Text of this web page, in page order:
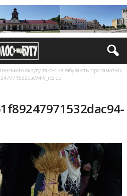
округу також не забу­вають про самотніх
V_resize